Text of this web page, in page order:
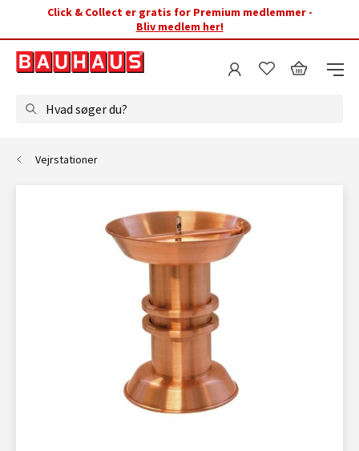
Click & Collect er gratis for Premium medlemmer -
Bliv medlem her!
Hvad søger du?
Vejrstationer